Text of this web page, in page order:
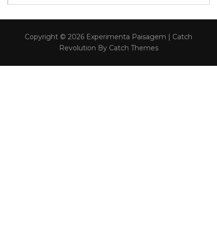
artigos
Copyright © 2026 Experimenta Paisagem | Catch
Revolution By Catch Themes